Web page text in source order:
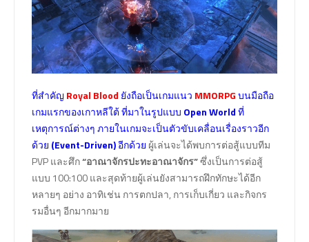
ที่สำคัญ Royal Blood ยังถือเป็นเกมแนว MMORPGบนมือถือ
เกมแรกของเกาหลีใต้ ที่มาในรูปแบบ Open Worldที่
เหตุการณ์ต่างๆ ภายในเกมจะเป็นตัวขับเคลื่อนเรื่องราวอีก
ด้วย (Event-Driven)อีกด้วย ผู้เล่นจะได้พบการต่อสู้แบบทีม
PVP และศึก“อาณาจักรปะทะอาณาจักร”ซึ่งเป็นการต่อสู้
แบบ 100:100 และสุดท้ายผู้เล่นยังสามารถฝึกทักษะได้อีก
หลายๆ อย่าง อาทิเช่น การตกปลา, การเก็บเกี่ยว และกิจกร
รมอื่นๆ อีกมากมาย